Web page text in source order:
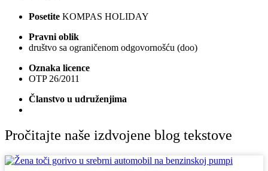
Posetite KOMPAS HOLIDAY
Pravni oblik
društvo sa ograničenom odgovornošću (doo)
Oznaka licence
OTP 26/2011
Članstvo u udruženjima
Pročitajte naše izdvojene blog tekstove